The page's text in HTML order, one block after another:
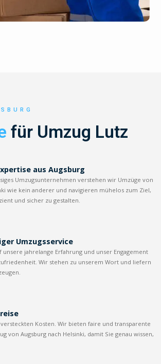
für Umzug Lutz
aus Augsburg
Umzugsunternehmen verstehen wir Umzüge von
wie kein anderer und navigieren mühelos zum Ziel,
und sicher zu gestalten.
Umzugsservice
unsere jahrelange Erfahrung und unser Engagement
Wir stehen zu unserem Wort und liefern
Kosten. Wir bieten faire und transparente
von Augsburg nach Helsinki, damit Sie genau wissen,